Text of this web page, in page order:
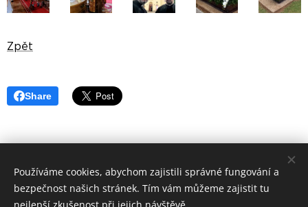
Zpět
Share
Apoštolský exarchát řeckokatolické
církve v ČR 2019
Cookies
Používáme cookies, abychom zajistili správné fungování a
bezpečnost našich stránek. Tím vám můžeme zajistit tu